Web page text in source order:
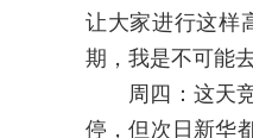
让大家进行这样
期，我是不可能
周四：这天竞
停，但次日新华